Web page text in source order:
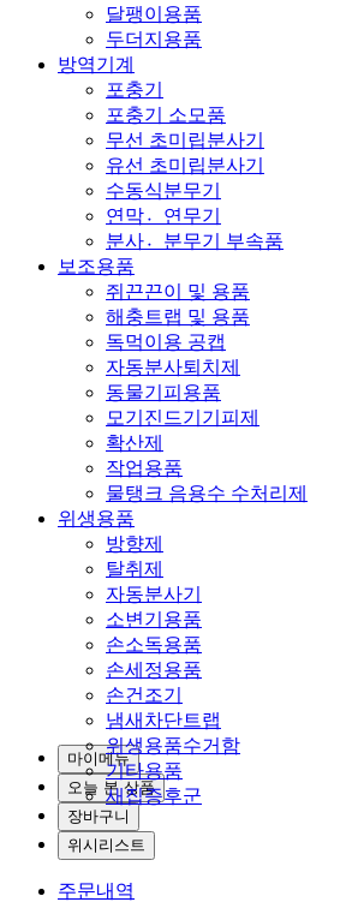
달팽이용품
두더지용품
방역기계
포충기
포충기 소모품
무선 초미립분사기
유선 초미립분사기
수동식분무기
연막연〮무기
분사분〮무기 부속품
보조용품
쥐끈끈이 및 용품
해충트랩 및 용품
독먹이용 공캡
자동분사퇴치제
동물기피용품
모기진드기기피제
확산제
작업용품
물탱크 음용수 수처리제
위생용품
방향제
탈취제
자동분사기
소변기용품
손소독용품
손세정용품
손건조기
냄새차단트랩
위생용품수거함
기타용품
새집증후군
마이메뉴
오늘 본 상품
장바구니
위시리스트
주문내역